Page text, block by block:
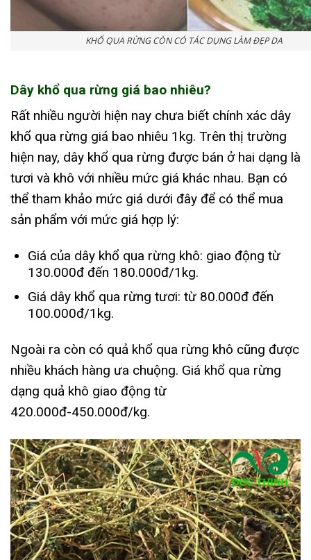
KHỔ QUA RỪNG CÒN CÓ TÁC DỤNG LÀM ĐẸP DA
Dây khổ qua rừng giá bao nhiêu?
Rất nhiều người hiện nay chưa biết chính xác dây
khổ qua rừng giá bao nhiêu 1kg. Trên thị trường
hiện nay, dây khổ qua rừng được bán ở hai dạng là
tươi và khô với nhiều mức giá khác nhau. Bạn có
thể tham khảo mức giá dưới đây để có thể mua
sản phẩm với mức giá hợp lý:
Giá của dây khổ qua rừng khô: giao động từ
130.000đ đến 180.000đ/1kg.
Giá dây khổ qua rừng tươi: từ 80.000đ đến
100.000đ/1kg.
Ngoài ra còn có quả khổ qua rừng khô cũng được
nhiều khách hàng ưa chuộng. Giá khổ qua rừng
dạng quả khô giao động từ
420.000đ-450.000đ/kg.